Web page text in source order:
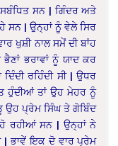
ਸਬੰਧਿਤ ਸਨ | ਗਿੰਦਰ ਅਤੇ
ਸਨ | ਉਨ੍ਹਾਂ ਨੂੰ ਵੇਲੇ ਸਿਰ
ਖੁਸ਼ੀ ਨਾਲ ਸਮੇਂ ਦੀ ਬਾਂਹ
ਭਰਾਵਾਂ ਨੂੰ ਯਾਦ ਕਰ
ਰਹਿੰਦੀ ਸੀ | ਉਧਰ
ਹੁੰਦੀਆਂ ਤਾਂ ਉਹ ਮੇਹਰ ਨੂੰ
ਉਹ ਪ੍ਰੇਮ ਸਿੰਘ ਤੇ ਗੋਬਿੰਦ
ਰਹੀਆਂ ਸਨ | ਉਨ੍ਹਾਂ ਨੇ
| ਭਾਵੇਂ ਇਕ ਦੋ ਵਾਰ ਪ੍ਰੇਮ